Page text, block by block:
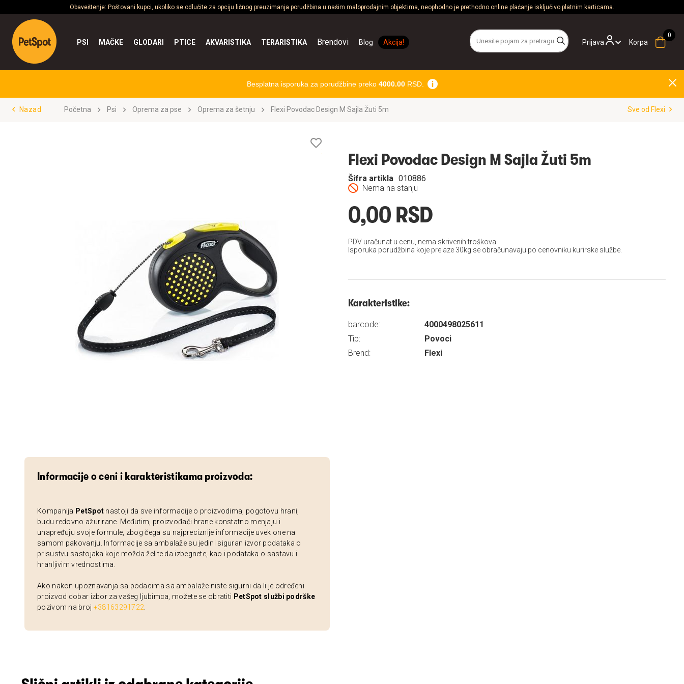
Obaveštenje: Poštovani kupci, ukoliko se odlučite za opciju ličnog preuzimanja porudžbina u našim maloprodajnim objektima, neophodno je prethodno online plaćanje isključivo platnim karticama.
Prijava
PSI MAČKE GLODARI PTICE AKVARISTIKA TERARISTIKA Brendovi Blog Akcija! Korpa
Besplatna isporuka za porudžbine preko 4000.00RSD.
Nazad Početna Psi Oprema za pse Oprema za šetnju Flexi Povodac Design M Sajla Žuti 5m Sve od Flexi
Informacije o ceni i karakteristikama proizvoda:
Kompanija PetSpot nastoji da sve informacije o proizvodima, pogotovu hrani,
budu redovno ažurirane. Međutim, proizvođači hrane konstatno menjaju i
unapređuju svoje formule, zbog čega su najpreciznije informacije uvek one na
samom pakovanju. Informacije sa ambalaže su jedini siguran izvor podataka o
prisustvu sastojaka koje možda želite da izbegnete, kao i podataka o sastavu i
hranljivim vrednostima.
Ako nakon upoznavanja sa podacima sa ambalaže niste sigurni da li je određeni
proizvod dobar izbor za vašeg ljubimca, možete se obratiti PetSpot službi podrške
pozivom na broj +38163291722
želja
Flexi Povodac Design M Sajla Žuti 5m
Nema na stanju
Šifra artikla 010886
0,00 RSD
PDV uračunat u cenu, nema skrivenih troškova.
Isporuka porudžbina koje prelaze 30kg se obračunavaju po cenovniku kurirske službe.
Karakteristike:
barcode:
4000498025611
Tip:
Povoci
Brend:
Flexi